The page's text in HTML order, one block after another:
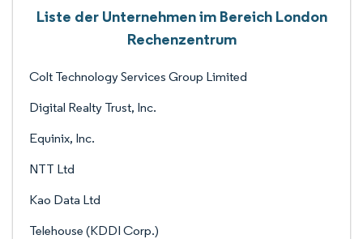
Liste der Unternehmen im Bereich London
Rechenzentrum
Colt Technology Services Group Limited
Digital Realty Trust, Inc.
Equinix, Inc.
NTT Ltd
Kao Data Ltd
Telehouse (KDDI Corp.)